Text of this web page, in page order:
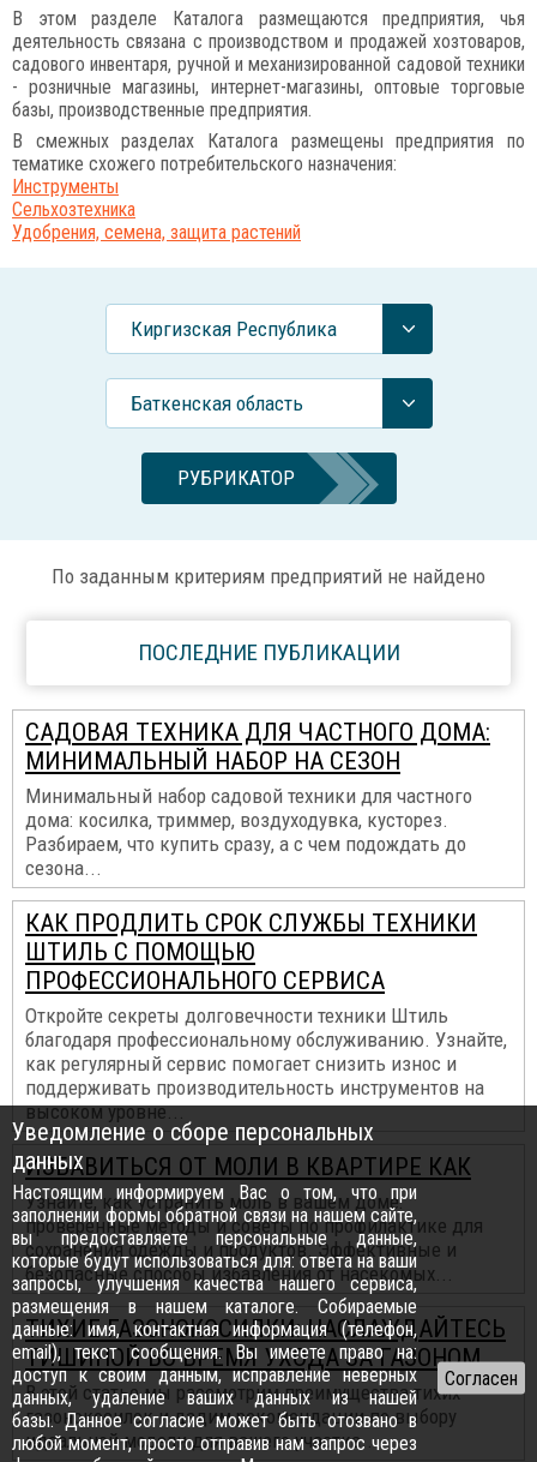
В этом разделе Каталога размещаются предприятия, чья
деятельность связана с производством и продажей хозтоваров,
садового инвентаря, ручной и механизированной садовой техники
- розничные магазины, интернет-магазины, оптовые торговые
базы, производственные предприятия.
В смежных разделах Каталога размещены предприятия по
тематике схожего потребительского назначения:
Инструменты
Сельхозтехника
Удобрения, семена, защита растений
Киргизская Республика
Баткенская область
РУБРИКАТОР
По заданным критериям предприятий не найдено
ПОСЛЕДНИЕ ПУБЛИКАЦИИ
САДОВАЯ ТЕХНИКА ДЛЯ ЧАСТНОГО ДОМА:
МИНИМАЛЬНЫЙ НАБОР НА СЕЗОН
Минимальный набор садовой техники для частного
дома: косилка, триммер, воздуходувка, кусторез.
Разбираем, что купить сразу, а с чем подождать до
сезона...
КАК ПРОДЛИТЬ СРОК СЛУЖБЫ ТЕХНИКИ
ШТИЛЬ С ПОМОЩЬЮ
ПРОФЕССИОНАЛЬНОГО СЕРВИСА
Откройте секреты долговечности техники Штиль
благодаря профессиональному обслуживанию. Узнайте,
как регулярный сервис помогает снизить износ и
поддерживать производительность инструментов на
высоком уровне...
ИЗБАВИТЬСЯ ОТ МОЛИ В КВАРТИРЕ КАК
Узнайте, как устранить моль в вашем доме:
проверенные методы и советы по профилактике для
сохранения одежды и продуктов. Эффективные и
безопасные способы избавления от насекомых...
ТИХИЕ ГАЗОНОКОСИЛКИ: НАСЛАЖДАЙТЕСЬ
ТИШИНОЙ ВО ВРЕМЯ УХОДА ЗА ГАЗОНОМ
В этой статье мы рассмотрим преимущества тихих
газонокосилок и дадим рекомендации по выбору
идеальной модели для вашего участка...
Уведомление о сборе персональных
данных
Настоящим информируем Вас о том, что при
заполнении формы обратной связи на нашем сайте,
вы предоставляете персональные данные,
которые будут использоваться для: ответа на ваши
запросы, улучшения качества нашего сервиса,
размещения в нашем каталоге. Собираемые
данные: имя, контактная информация (телефон,
email), текст сообщения. Вы имеете право на:
доступ к своим данным, исправление неверных
данных, удаление ваших данных из нашей
базы. Данное согласие может быть отозвано в
любой момент, просто отправив нам запрос через